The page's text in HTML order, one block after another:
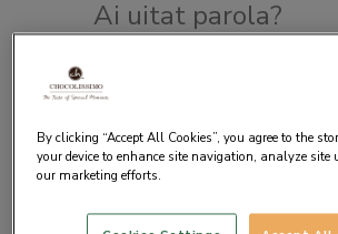
Ai uitat parola?
By clicking “Accept All Cookies”, you agree to the
your device to enhance site navigation, analyze site
our marketing efforts.